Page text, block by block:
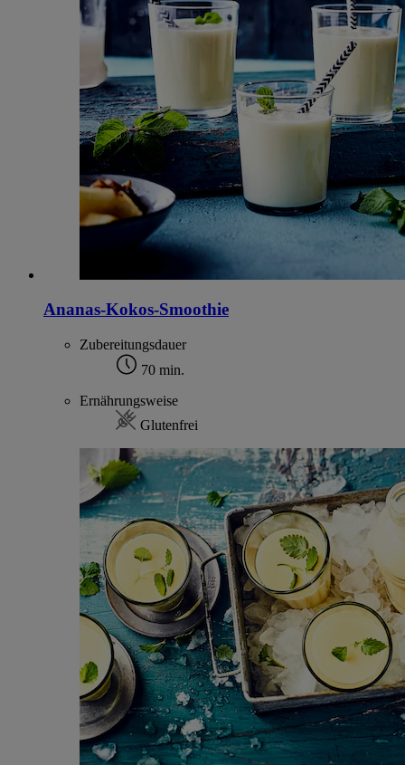
Ananas-Kokos-Smoothie
Zubereitungsdauer
70 min.
Ernährungsweise
Glutenfrei